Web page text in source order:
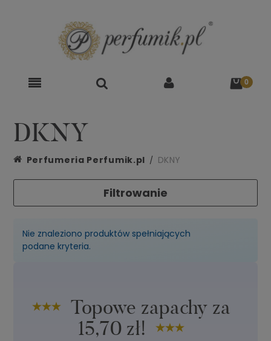
DKNY
Perfumeria Perfumik.pl DKNY
Filtrowanie
Nie znaleziono produktów spełniających
podane kryteria.
Topowe zapachy za
15,70 zł!